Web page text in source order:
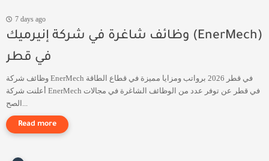
7 days ago
وظائف شاغرة في شركة إنيرميك (EnerMech)
في قطر
وظائف شركة EnerMech في قطر 2026 برواتب ومزايا مميزة في قطاع الطاقة
أعلنت شركة EnerMech في قطر عن توفر عدد من الوظائف الشاغرة في مجالات